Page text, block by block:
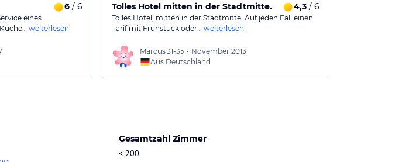
6/ 6
eines
weiterlesen
Tolles Hotel mitten in der Stadtmitte. 4,3/ 6
Tolles Hotel, mitten in der Stadtmitte. Auf jeden Fall einen
Tarif mit Frühstück oder… weiterlesen
Marcus31-35 • November 2013
Aus Deutschland
Gesamtzahl Zimmer
< 200